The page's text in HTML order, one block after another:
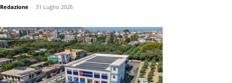
Redazione - 31 Luglio 2026